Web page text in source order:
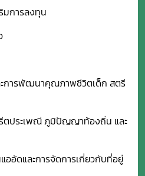
มการลงทุน
ะการพัฒนาคุณภาพชีวิตเด็ก สตรี
รีตประเพณี ภูมิปัญญาท้องถิ่น และ
ออัดและการจัดการเกี่ยวกับที่อยู่